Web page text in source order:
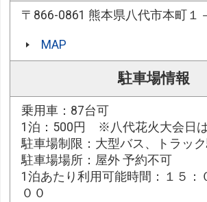
〒866-0861 熊本県八代市本町１
MAP
駐車場情報
乗用車：87台可
1泊：500円 ※八代花火大会日
駐車場制限：大型バス、トラッ
駐車場場所：屋外 予約不可
1泊あたり利用可能時間：１５：
００